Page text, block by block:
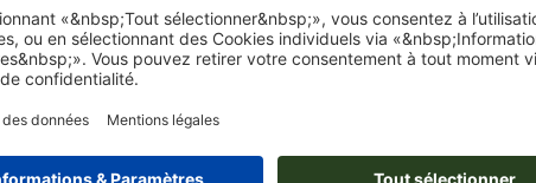
couleurs de motif.
Nommez les champs de couleurs avec la couleur cible de
couleur Pantone FORMULA GUIDE Solid Coated (p. ex. «